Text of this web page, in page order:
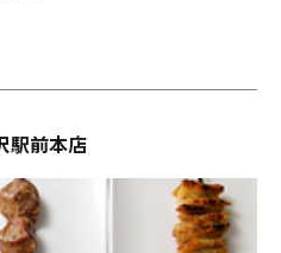
駅前本店